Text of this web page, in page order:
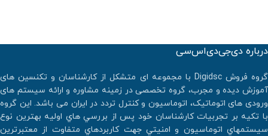
درباره دی‌جی‌دی‌اس‌سی
گروه فروش Digidsc با مجموعه ای متشکل از کارشناسان و تکنسین های
آموزش دیده و مجرب، گروه تخصصی در زمینه مشاوره و ارائه سیستم های
ورودی های اتوماتیک، اتوماسیون و کنترل تردد در ایران می باشد. اين گروه
با تكيه بر تجربيات كارشناسان خود پس از بررسي هاي اوليه بهترين نوع
سيستمهاي اتوماسيون و امنيتي جهت كاربردهاي متفاوت از معتبرترين